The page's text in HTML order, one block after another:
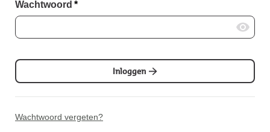
Wachtwoord *
Inloggen
Wachtwoord vergeten?